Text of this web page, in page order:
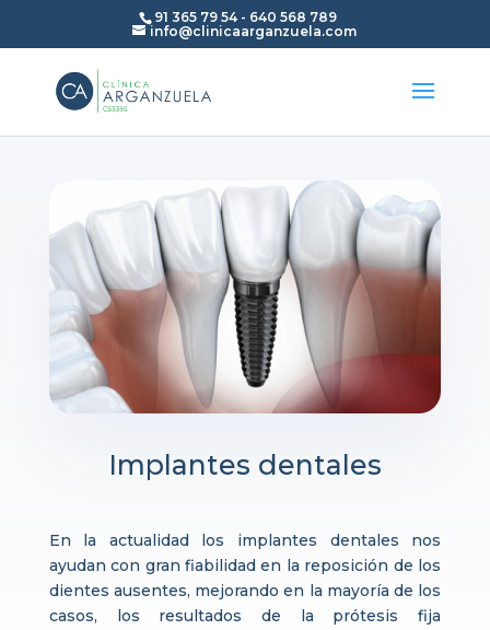
91 365 79 54- 640 568 789
info@clinicaarganzuela.com
Implantes dentales
En la actualidad los implantes dentales nos
ayudan con gran fiabilidad en la reposición de los
dientes ausentes, mejorando en la mayoría de los
casos, los resultados de la prótesis fija